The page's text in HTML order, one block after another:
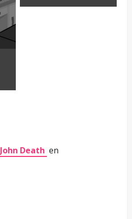
John Death en